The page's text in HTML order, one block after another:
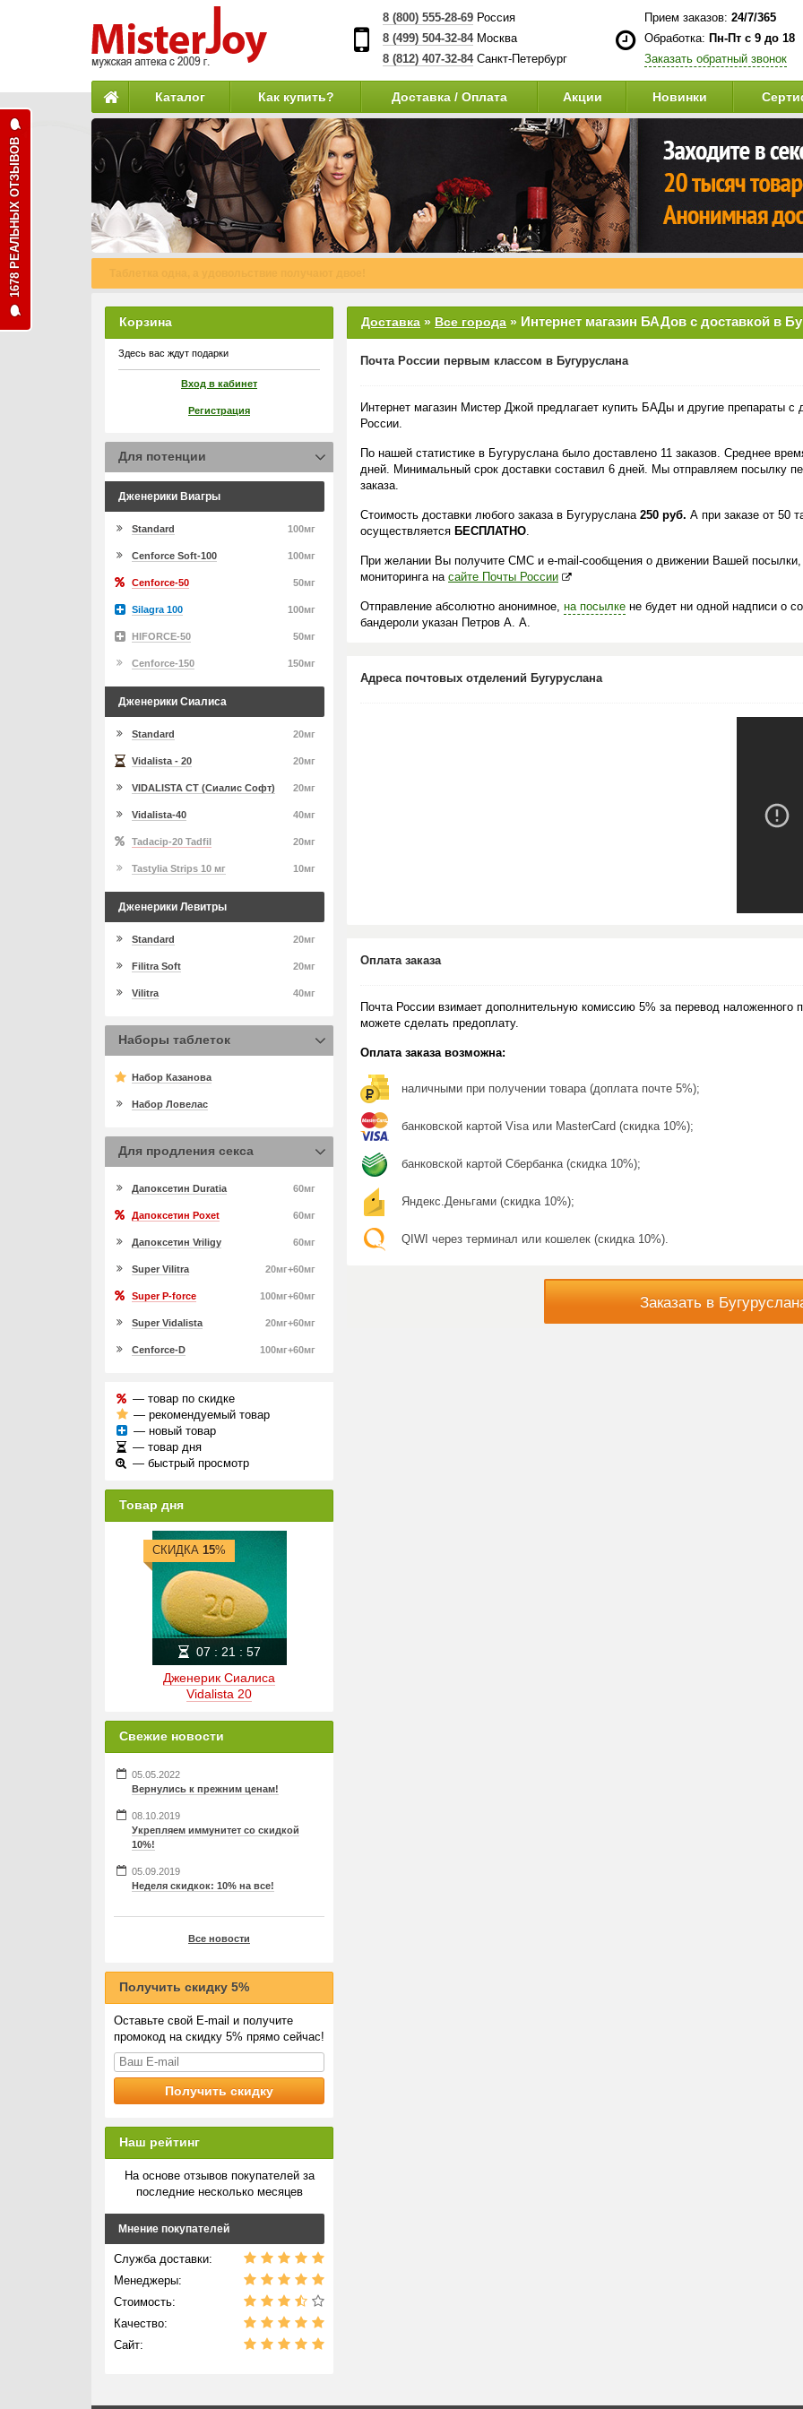
8 (800) 555-28-69Россия
8 (499) 504-32-84Москва
8 (812) 407-32-84 Санкт-Петербург
Прием заказов: 24/7/365
Обработка: Пн-Пт с 9 до 18
Заказать обратный звонок
Каталог Как купить? Доставка / Оплата Акции Новинки
Доставка » Все города » Интернет магазин БАДов с доставкой в
Почта России первым классом в Бугуруслана
Интернет магазин Мистер Джой предлагает купить БАДы и другие препараты с
России.
По нашей статистике в Бугуруслана было доставлено 11 заказов. Среднее
дней. Минимальный срок доставки составил 6 дней. Мы отправляем посылку
заказа.
Стоимость доставки любого заказа в Бугуруслана 250 руб. А при заказе от 50
осуществляется БЕСПЛАТНО.
При желании Вы получите СМС и e-mail-сообщения о движении Вашей
мониторинга на сайте Почты России
Отправление абсолютно анонимное, на посылке не будет ни одной надписи о
бандероли указан Петров А. А.
Адреса почтовых отделений Бугуруслана
Оплата заказа
Почта России взимает дополнительную комиссию 5% за перевод
можете сделать предоплату.
Оплата заказа возможна:
наличными при получении товара (доплата почте 5%);
банковской картой Visa или MasterCard (скидка 10%);
банковской картой Сбербанка (скидка 10%);
Яндекс.Деньгами (скидка 10%);
QIWI через терминал или кошелек (скидка 10%).
Заказать в
Корзина
Здесь вас ждут подарки
Вход в кабинет
Регистрация
Для потенции
Дженерики Виагры
100мг
Standard
100мг
Cenforce Soft-100
50мг
Cenforce-50
100мг
Silagra 100
50мг
HIFORCE-50
150мг
Cenforce-150
Дженерики Сиалиса
20мг
Standard
20мг
Vidalista - 20
20мг
VIDALISTA CT (Сиалис Софт)
40мг
Vidalista-40
20мг
Tadacip-20 Tadfil
10мг
Tastylia Strips 10 мг
Дженерики Левитры
20мг
Standard
20мг
Filitra Soft
40мг
Vilitra
Наборы таблеток
Набор Казанова
Набор Ловелас
Для продления секса
60мг
Дапоксетин Duratia
60мг
Дапоксетин Poxet
60мг
Дапоксетин Vriligy
20мг+60мг
Super Vilitra
100мг+60мг
Super P-force
20мг+60мг
Super Vidalista
100мг+60мг
Cenforce-D
— товар по скидке
— рекомендуемый товар
— новый товар
— товар дня
— быстрый просмотр
Товар дня
Дженерик Сиалиса
Vidalista 20
СКИДКА 15%
07: 21 : 57
Свежие новости
05.05.2022
Вернулись к прежним ценам!
08.10.2019
Укрепляем иммунитет со скидкой
10%!
05.09.2019
Неделя скидкок: 10% на все!
Все новости
Получить скидку 5%
Оставьте свой E-mail и получите
промокод на скидку 5% прямо сейчас!
Наш рейтинг
На основе отзывов покупателей за
последние несколько месяцев
Мнение покупателей
Служба доставки:
Менеджеры:
Стоимость:
Качество:
Сайт:
1678 РЕАЛЬНЫХ ОТЗЫВОВ